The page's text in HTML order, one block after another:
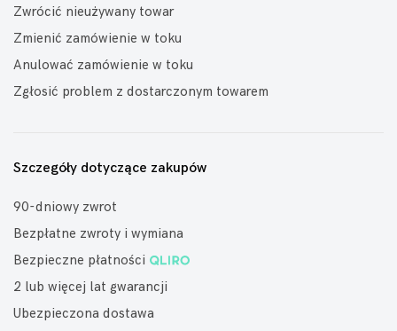
Zwrócić nieużywany towar
Zmienić zamówienie w toku
Anulować zamówienie w toku
Zgłosić problem z dostarczonym towarem
Szczegóły dotyczące zakupów
90-dniowy zwrot
Bezpłatne zwroty i wymiana
Bezpieczne płatności
2 lub więcej lat gwarancji
Ubezpieczona dostawa